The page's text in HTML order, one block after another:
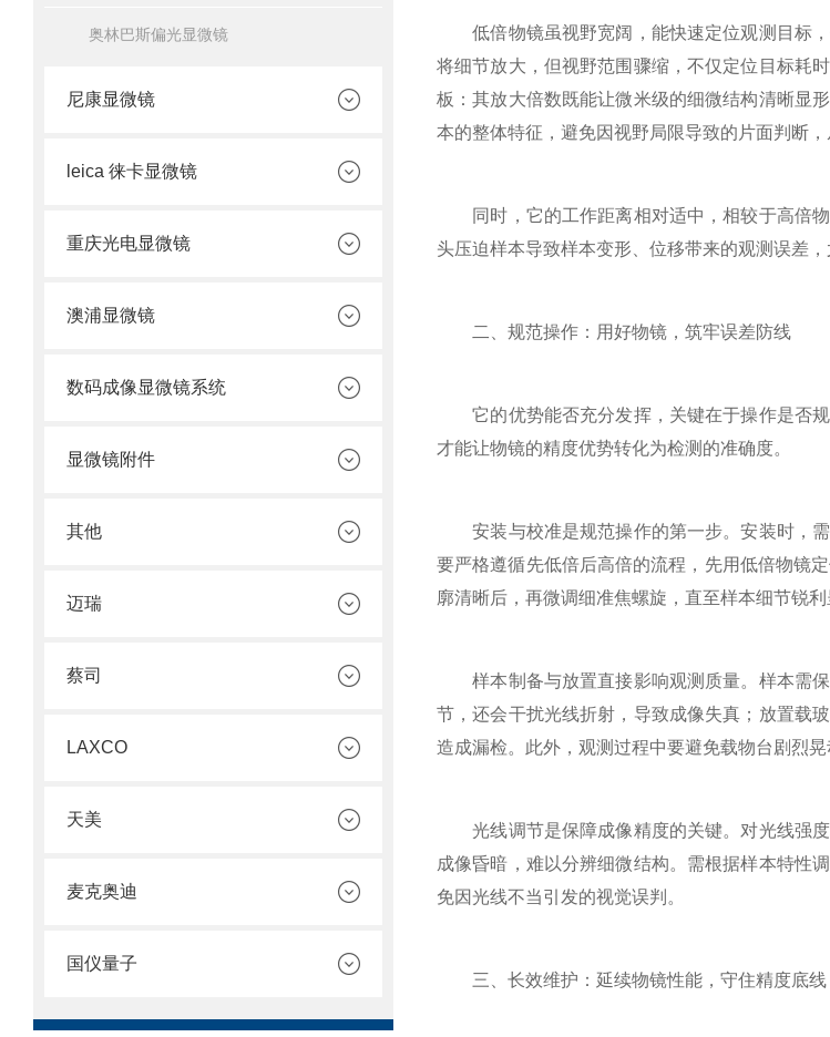
奥林巴斯偏光显微镜
尼康显微镜
leica 徕卡显微镜
重庆光电显微镜
澳浦显微镜
数码成像显微镜系统
显微镜附件
其他
迈瑞
蔡司
LAXCO
天美
麦克奥迪
国仪量子
低倍物镜虽视野宽阔，能快速定位观测目标，
将细节放大，但视野范围骤缩，不仅定位目标耗
板：其放大倍数既能让微米级的细微结构清晰显
本的整体特征，避免因视野局限导致的片面判断
同时，它的工作距离相对适中，相较于高倍物
头压迫样本导致样本变形、位移带来的观测误差
二、规范操作：用好物镜，筑牢误差防线
它的优势能否充分发挥，关键在于操作是否规
才能让物镜的精度优势转化为检测的准确度。
安装与校准是规范操作的第一步。安装时，需
要严格遵循先低倍后高倍的流程，先用低倍物镜
廓清晰后，再微调细准焦螺旋，直至样本细节锐
样本制备与放置直接影响观测质量。样本需保
节，还会干扰光线折射，导致成像失真；放置载
造成漏检。此外，观测过程中要避免载物台剧烈
光线调节是保障成像精度的关键。对光线强度
成像昏暗，难以分辨细微结构。需根据样本特性
免因光线不当引发的视觉误判。
三、长效维护：延续物镜性能，守住精度底线